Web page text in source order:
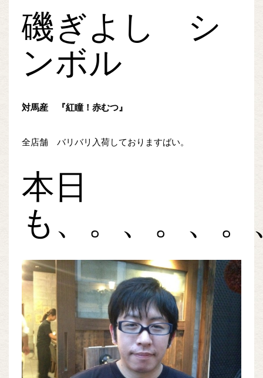
磯ぎよし シ
ンボル
対馬産 『紅瞳！赤むつ』
全店舗 バリバリ入荷しておりますばい。
本日
も、。、。、